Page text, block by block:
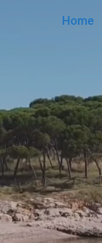
Home